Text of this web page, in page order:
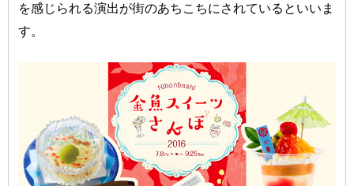
を感じられる演出が街のあちこちにされているといいま
す。